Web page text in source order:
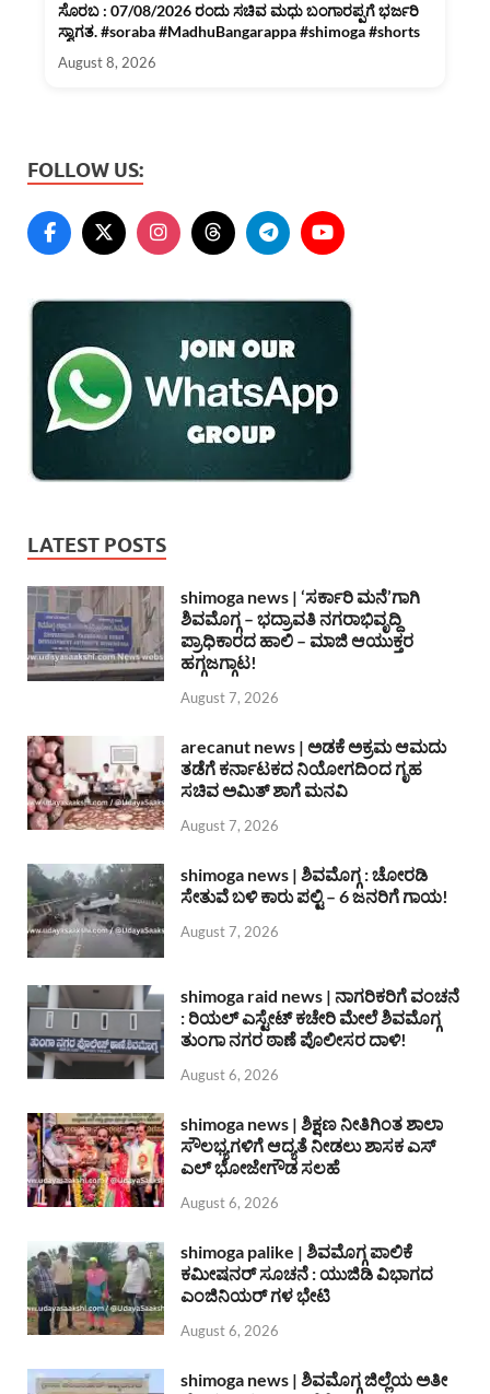
ಸೊರಬ : 07/08/2026 ರಂದು ಸಚಿವ ಮಧು ಬಂಗಾರಪ್ಪಗೆ ಭರ್ಜರಿ
ಸ್ವಾಗತ. #soraba #MadhuBangarappa #shimoga #shorts
August 8, 2026
FOLLOW US:
LATEST POSTS
shimoga news | ‘ಸರ್ಕಾರಿ ಮನೆ’ಗಾಗಿ
ಶಿವಮೊಗ್ಗ – ಭದ್ರಾವತಿ ನಗರಾಭಿವೃದ್ದಿ
ಪ್ರಾಧಿಕಾರದ ಹಾಲಿ – ಮಾಜಿ ಆಯುಕ್ತರ
ಹಗ್ಗಜಗ್ಗಾಟ!
August 7, 2026
arecanut news | ಅಡಕೆ ಅಕ್ರಮ ಆಮದು
ತಡೆಗೆ ಕರ್ನಾಟಕದ ನಿಯೋಗದಿಂದ ಗೃಹ
ಸಚಿವ ಅಮಿತ್ ಶಾಗೆ ಮನವಿ
August 7, 2026
shimoga news | ಶಿವಮೊಗ್ಗ : ಚೋರಡಿ
ಸೇತುವೆ ಬಳಿ ಕಾರು ಪಲ್ಟಿ – 6 ಜನರಿಗೆ ಗಾಯ!
August 7, 2026
shimoga raid news | ನಾಗರಿಕರಿಗೆ ವಂಚನೆ
: ರಿಯಲ್ ಎಸ್ಟೇಟ್ ಕಚೇರಿ ಮೇಲೆ ಶಿವಮೊಗ್ಗ
ತುಂಗಾ ನಗರ ಠಾಣೆ ಪೊಲೀಸರ ದಾಳಿ!
August 6, 2026
shimoga news | ಶಿಕ್ಷಣ ನೀತಿಗಿಂತ ಶಾಲಾ
ಸೌಲಭ್ಯಗಳಿಗೆ ಆದ್ಯತೆ ನೀಡಲು ಶಾಸಕ ಎಸ್
ಎಲ್ ಭೋಜೇಗೌಡ ಸಲಹೆ
August 6, 2026
shimoga palike | ಶಿವಮೊಗ್ಗ ಪಾಲಿಕೆ
ಕಮೀಷನರ್ ಸೂಚನೆ : ಯುಜಿಡಿ ವಿಭಾಗದ
ಎಂಜಿನಿಯರ್ ಗಳ ಭೇಟಿ
August 6, 2026
shimoga news | ಶಿವಮೊಗ್ಗ ಜಿಲ್ಲೆಯ ಅತೀ